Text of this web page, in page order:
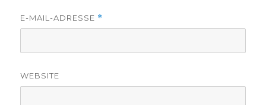
E-MAIL-ADRESSE *
WEBSITE